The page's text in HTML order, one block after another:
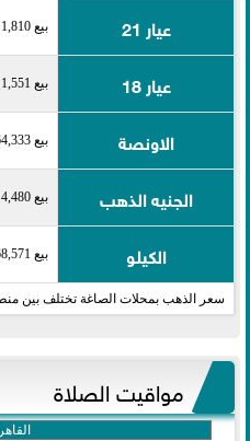
عيار 21 بيع 1,810 شراء 1,850
عيار 18 بيع 1,551 شراء 1,586
الاونصة بيع 64,333 شراء 65,754
الجنيه الذهب بيع 14,480 شراء 14,800
الكيلو بيع 2,068,571 شراء 2,114,286
سعر الذهب بمحلات الصاغة تختلف بين
مواقيت الصلاة